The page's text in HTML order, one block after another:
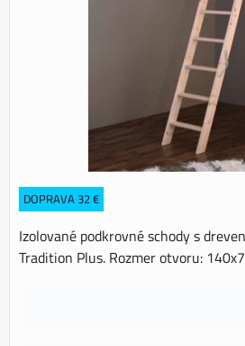
DOPRAVA 32 €
Izolované podkrovné schody s
Tradition Plus. Rozmer otvoru: